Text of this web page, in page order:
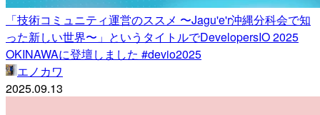
「技術コミュニティ運営のススメ 〜Jagu'e'r沖縄分科会で知
った新しい世界〜」というタイトルでDevelopersIO 2025
OKINAWAに登壇しました #devio2025
エノカワ
2025.09.13